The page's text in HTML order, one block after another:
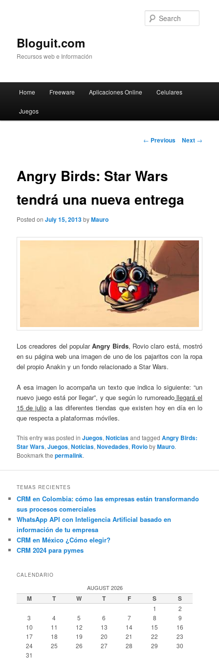
Bloguit.com
Recursos web e Información
Skip
to
Home Freeware Aplicaciones Online Celulares
Juegos
Post
← Previous Next →
Angry Birds: Star Wars
tendrá una nueva entrega
Posted onJuly 15, 2013byMauro
Los creadores del popularAngry Birds, Rovio claro está, mostró
en su página web una imagen de uno de los pajaritos con la ropa
del propio Anakin y un fondo relacionado a Star Wars.
A esa imagen lo acompaña un texto que indica lo siguiente: “un
nuevo juego está por llegar”, y que según lo rumoreadollegará el
15 de julio a las diferentes tiendas que existen hoy en día en lo
que respecta a plataformas móviles.
This entry was posted inJuegos,Noticiasand taggedAngry Birds:
Star Wars,Juegos,Noticias,Novedades, RoviobyMauro.
Bookmark thepermalink.
TEMAS RECIENTES
CRM en Colombia: cómo las empresas están transformando
sus procesos comerciales
WhatsApp API con Inteligencia Artificial basado en
información de tu empresa
CRM en México ¿Cómo elegir?
CRM 2024 para pymes
CALENDARIO
AUGUST 2026
M T W T F S S
1
2
3
4 5 6 7 8
9
10
11 12 13 14 15
16
17
18 19 20 21 22
23
24
25 26 27 28 29
30
31